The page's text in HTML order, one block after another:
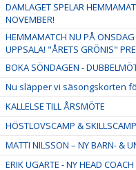
DAMLAGET SPELAR
NOVEMBER!
HEMMAMATCH NU PÅ
UPPSALA! "ÅRETS GRÖNIS"
BOKA SÖNDAGEN -
Nu släpper vi säsongskorten
KALLELSE TILL ÅRSMÖTE
HÖSTLOVSCAMP &
MATTI NILSSON – NY BARN- &
ERIK UGARTE - NY HEAD